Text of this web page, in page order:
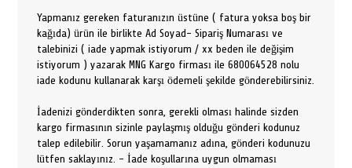
Yapmanız gereken faturanızın üstüne ( fatura yoksa boş bir
kağıda) ürün ile birlikte Ad Soyad- Sipariş Numarası ve
talebinizi ( iade yapmak istiyorum / xx beden ile değişim
istiyorum ) yazarak MNG Kargo firması ile 680064528 nolu
iade kodunu kullanarak karşı ödemeli şekilde gönderebilirsiniz.
İadenizi gönderdikten sonra, gerekli olması halinde sizden
kargo firmasının sizinle paylaşmış olduğu gönderi kodunuz
talep edilebilir. Sorun yaşamamanız adına, gönderi kodunuzu
lütfen saklayınız. - İade koşullarına uygun olmaması